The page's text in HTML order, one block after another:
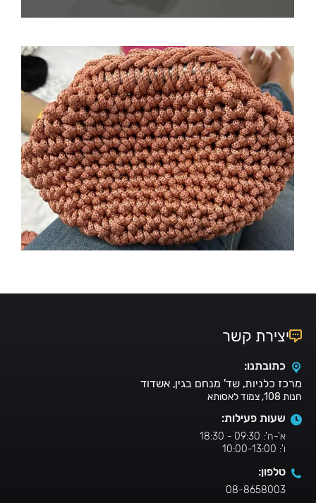
יצירת קשר
כתובתנו:
מרכז כלניות, שד' מנחם בגין, אשדוד
חנות 108, צמוד לאסותא
שעות פעילות:
א'-ה': 09:30 - 18:30
ו': 10:00-13:00
טלפון:
08-8658003